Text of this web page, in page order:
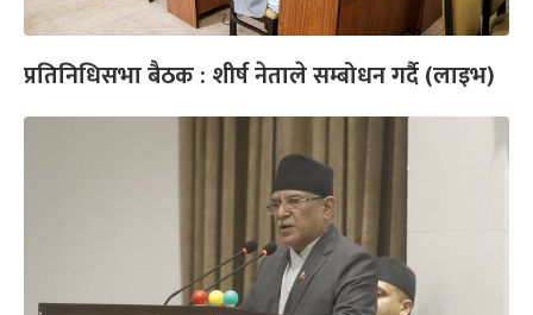
प्रतिनिधिसभा बैठक : शीर्ष नेताले सम्बोधन गर्दै (लाइभ)